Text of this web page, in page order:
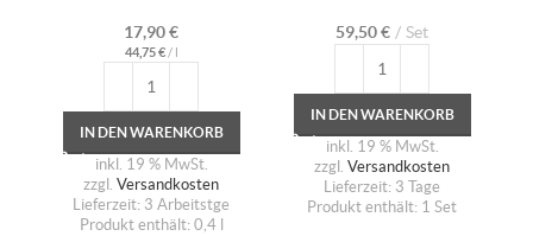
17,90€
44,75€/
IN DEN WARENKORB
inkl. 19 % MwSt.
zzgl. Versandkosten
Lieferzeit: 3 Arbeitstge
Produkt enthält: 0,4
59,50€ Set
IN DEN WARENKORB
inkl. 19 % MwSt.
zzgl. Versandkosten
Lieferzeit: 3 Tage
Produkt enthält: 1 Set